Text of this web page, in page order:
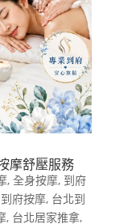
摩舒壓服務
, 全身按摩, 到府
府按摩, 台北到
, 台北居家推拿,